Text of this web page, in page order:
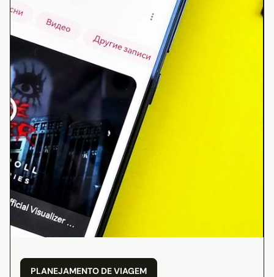
PLANEJAMENTO DE VIAGEM